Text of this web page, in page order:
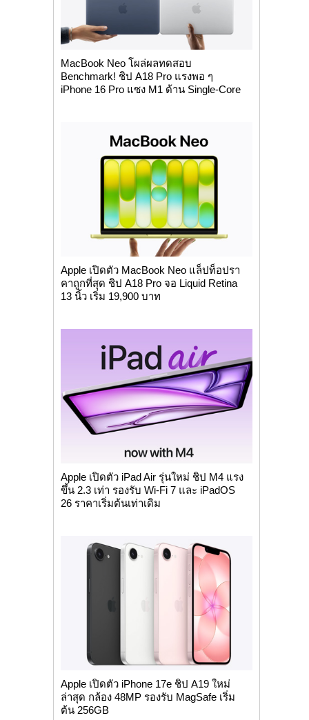
MacBook Neo โผล่ผลทดสอบ
Benchmark! ชิป A18 Pro แรงพอ ๆ
iPhone 16 Pro แซง M1 ด้าน Single-Core
Apple เปิดตัว MacBook Neo แล็ปท็อปรา
คาถูกที่สุด ชิป A18 Pro จอ Liquid Retina
13 นิ้ว เริ่ม 19,900 บาท
Apple เปิดตัว iPad Air รุ่นใหม่ ชิป M4 แรง
ขึ้น 2.3 เท่า รองรับ Wi-Fi 7 และ iPadOS
26 ราคาเริ่มต้นเท่าเดิม
Apple เปิดตัว iPhone 17e ชิป A19 ใหม่
ล่าสุด กล้อง 48MP รองรับ MagSafe เริ่ม
ต้น 256GB